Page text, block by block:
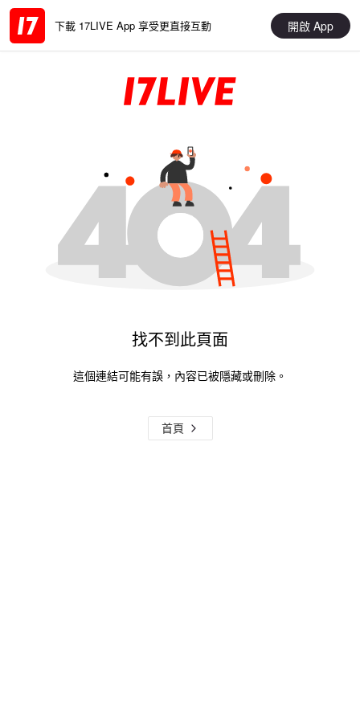
下載 17LIVE App 享受更直接互動 開啟 App
找不到此頁面
這個連結可能有誤，內容已被隱藏或刪除。
首頁